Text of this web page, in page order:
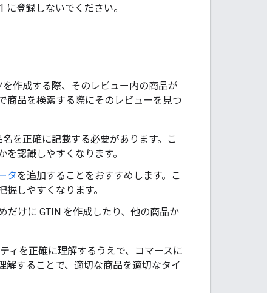
に登録しないでください。
作成する際、そのレビュー内の商品が
商品を検索する際にそのレビューを見つ
を正確に記載する必要があります。こ
認識しやすくなります。
タを追加することをおすすめします。こ
しやすくなります。
だけに GTIN を作成したり、他の商品か
ィを正確に理解するうえで、コマースに
解することで、適切な商品を適切なタイ